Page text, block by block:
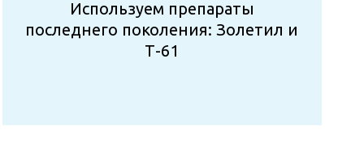
Используем препараты
последнего поколения: Золетил и
Т-61